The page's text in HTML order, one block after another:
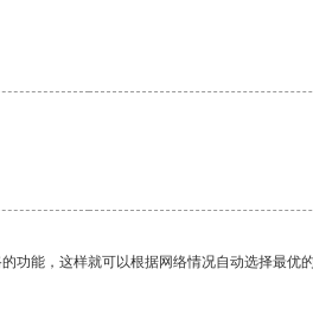
能，这样就可以根据网络情况自动选择最优